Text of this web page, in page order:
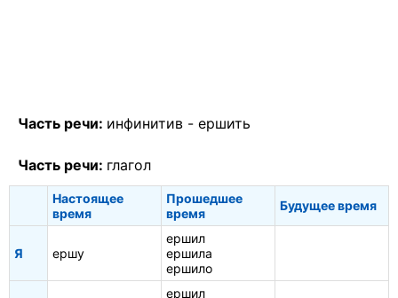
Часть речи: инфинитив - ершить
Часть речи: глагол
Настоящее
время
Прошедшее
время
Будущее время
Я ершу
ершил
ершила
ершило
ершил